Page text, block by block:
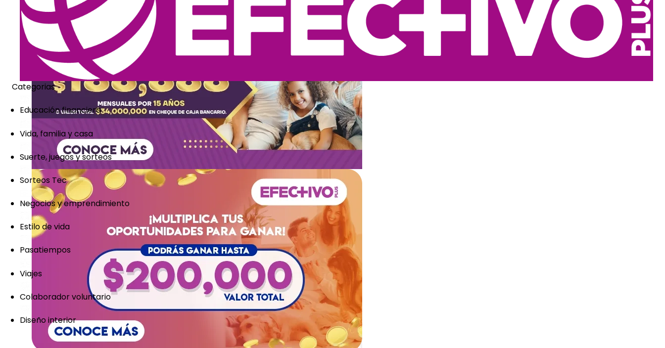
Categorias
Educación financiera
Vida, familia y casa
Suerte, juegos y sorteos
Sorteos Tec
Negocios y emprendimiento
Estilo de vida
Pasatiempos
Viajes
Colaborador voluntario
Diseño interior